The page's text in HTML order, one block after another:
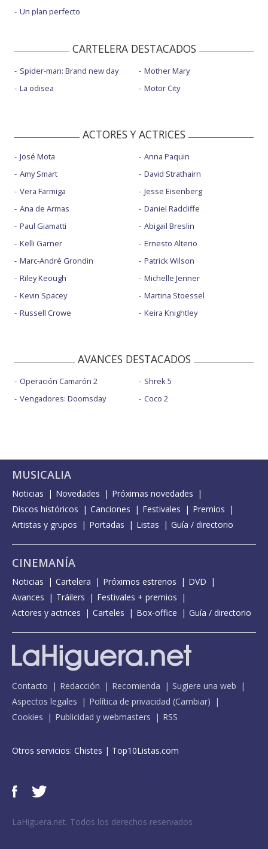
Un plan perfecto
CARTELERA DESTACADOS
Spider-man: Brand new day
La odisea
Mother Mary
Motor City
ACTORES Y ACTRICES
José Mota
Amy Smart
Vera Farmiga
Ana de Armas
Paul Giamatti
Kelli Garner
Marc-André Grondin
Riley Keough
Kevin Spacey
Russell Crowe
Anna Paquin
David Strathairn
Jesse Eisenberg
Daniel Radcliffe
Abigail Breslin
Ernesto Alterio
Patrick Wilson
Michelle Jenner
Martina Stoessel
Keira Knightley
AVANCES DESTACADOS
Operación Camarón 2
Vengadores: Doomsday
Shrek 5
Coco 2
MUSICALIA
Noticias Novedades
Próximas novedades
Discos históricos
Canciones Festivales
Premios
Artistas y grupos
Portadas Listas Guía / directorio
CINEMANÍA
Noticias Cartelera Próximos estrenos
DVD
Avances
Tráilers
Festivales + premios
Actores y actrices
Carteles Box-office Guía / directorio
Contacto Redacción Recomienda
Sugiere una web
Aspectos legales
Política de privacidad (Cambiar)
Cookies
Publicidad y webmasters RSS
Otros servicios: Chistes | Top10Listas.com
LaHiguera.net. Todos los derechos reservados